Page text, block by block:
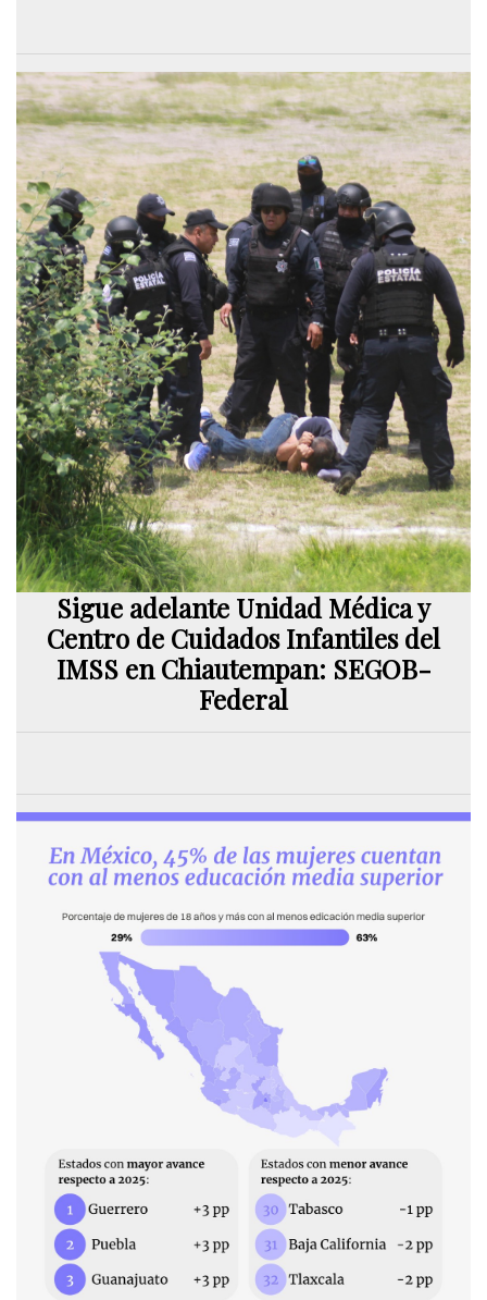
Sigue adelante Unidad Médica y
Centro de Cuidados Infantiles del
IMSS en Chiautempan: SEGOB-
Federal